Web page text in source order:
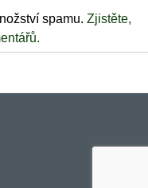
spamu. Zjistěte,